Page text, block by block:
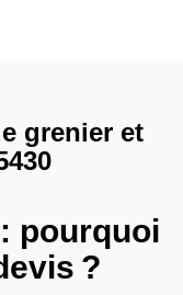
grenier et
pourquoi
?